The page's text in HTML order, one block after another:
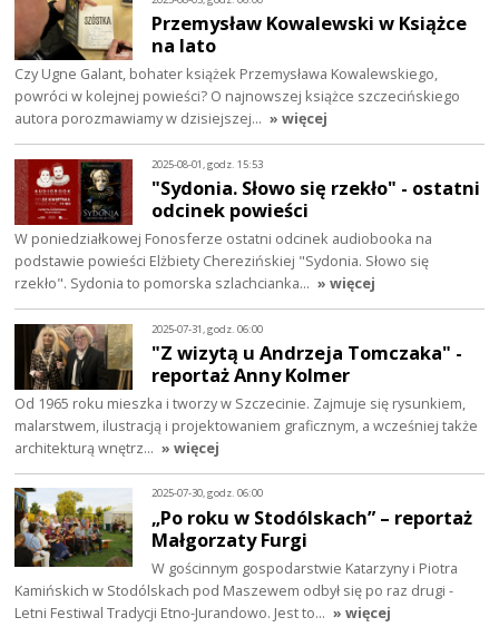
Przemysław Kowalewski w Książce
na lato
Czy Ugne Galant, bohater książek Przemysława Kowalewskiego,
powróci w kolejnej powieści? O najnowszej książce szczecińskiego
autora porozmawiamy w dzisiejszej… » więcej
2025-08-01, godz. 15:53
"Sydonia. Słowo się rzekło" - ostatni
odcinek powieści
W poniedziałkowej Fonosferze ostatni odcinek audiobooka na
podstawie powieści Elżbiety Cherezińskiej "Sydonia. Słowo się
rzekło". Sydonia to pomorska szlachcianka… » więcej
2025-07-31, godz. 06:00
"Z wizytą u Andrzeja Tomczaka" -
reportaż Anny Kolmer
Od 1965 roku mieszka i tworzy w Szczecinie. Zajmuje się rysunkiem,
malarstwem, ilustracją i projektowaniem graficznym, a wcześniej także
architekturą wnętrz… » więcej
2025-07-30, godz. 06:00
„Po roku w Stodólskach” – reportaż
Małgorzaty Furgi
W gościnnym gospodarstwie Katarzyny i Piotra
Kamińskich w Stodólskach pod Maszewem odbył się po raz drugi -
Letni Festiwal Tradycji Etno-Jurandowo. Jest to… » więcej